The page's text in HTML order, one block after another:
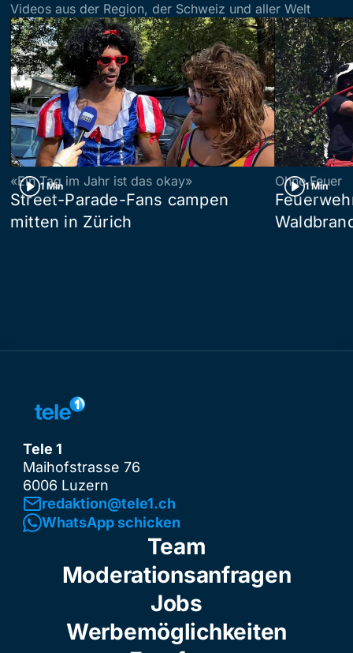
Videos aus der Region, der Schweiz und aller Welt
1 Min
«Ein Tag im Jahr ist das okay»
Street-Parade-Fans campen
mitten in Zürich
1 Min
Ohne Feuer
Tele 1
Maihofstrasse 76
6006 Luzern
redaktion@tele1.ch
WhatsApp schicken
Team
Moderationsanfragen
Jobs
Werbemöglichkeiten